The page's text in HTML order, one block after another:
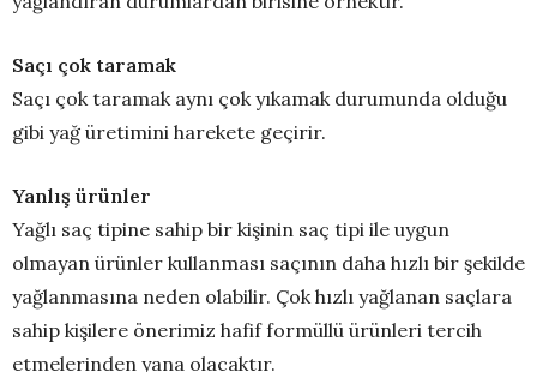
Saçı çok taramak
Saçı çok taramak aynı çok yıkamak durumunda olduğu
gibi yağ üretimini harekete geçirir.
Yanlış ürünler
Yağlı saç tipine sahip bir kişinin saç tipi ile uygun
olmayan ürünler kullanması saçının daha hızlı bir şekilde
yağlanmasına neden olabilir. Çok hızlı yağlanan saçlara
sahip kişilere önerimiz hafif formüllü ürünleri tercih
etmelerinden yana olacaktır.